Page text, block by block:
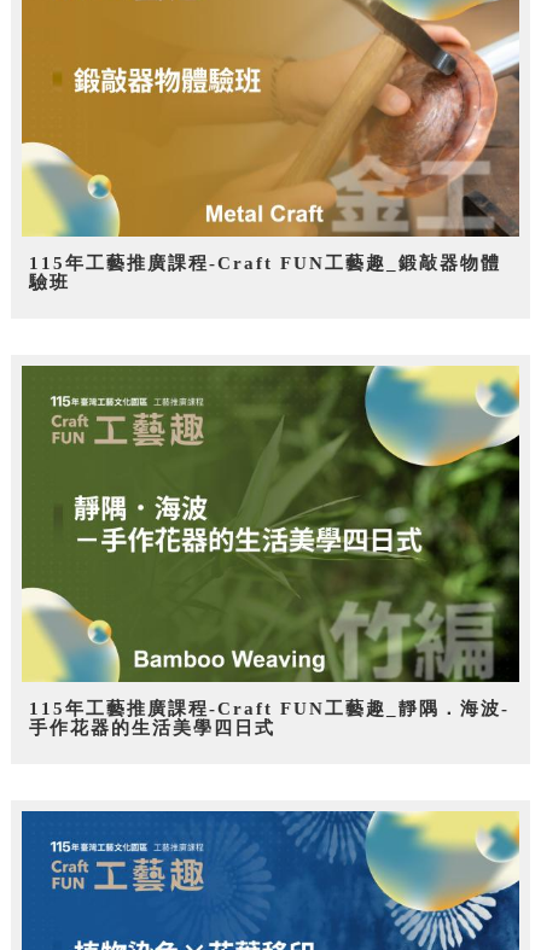
115年工藝推廣課程-Craft FUN工藝趣_鍛敲器物體
驗班
115年工藝推廣課程-Craft FUN工藝趣_靜隅．海波-
手作花器的生活美學四日式